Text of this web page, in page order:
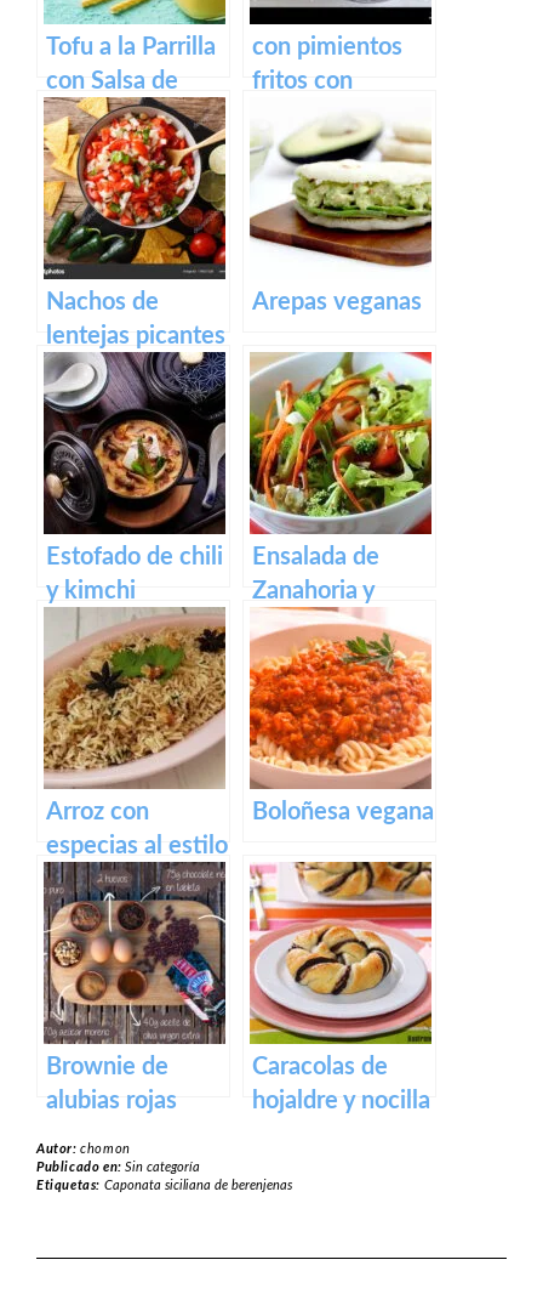
Tofu a la Parrilla
con Salsa de
Mango
con pimientos
fritos con
mantequilla
Nachos de
lentejas picantes
Supremo
Arepas veganas
Estofado de chili
y kimchi
Ensalada de
Zanahoria y
Brócoli con
Aceitunas
Verdes
Arroz con
especias al estilo
hindú
Boloñesa vegana
Brownie de
alubias rojas
Caracolas de
hojaldre y nocilla
Autor:chomon
Publicado en:Sin categoría
Etiquetas: Caponata siciliana de berenjenas